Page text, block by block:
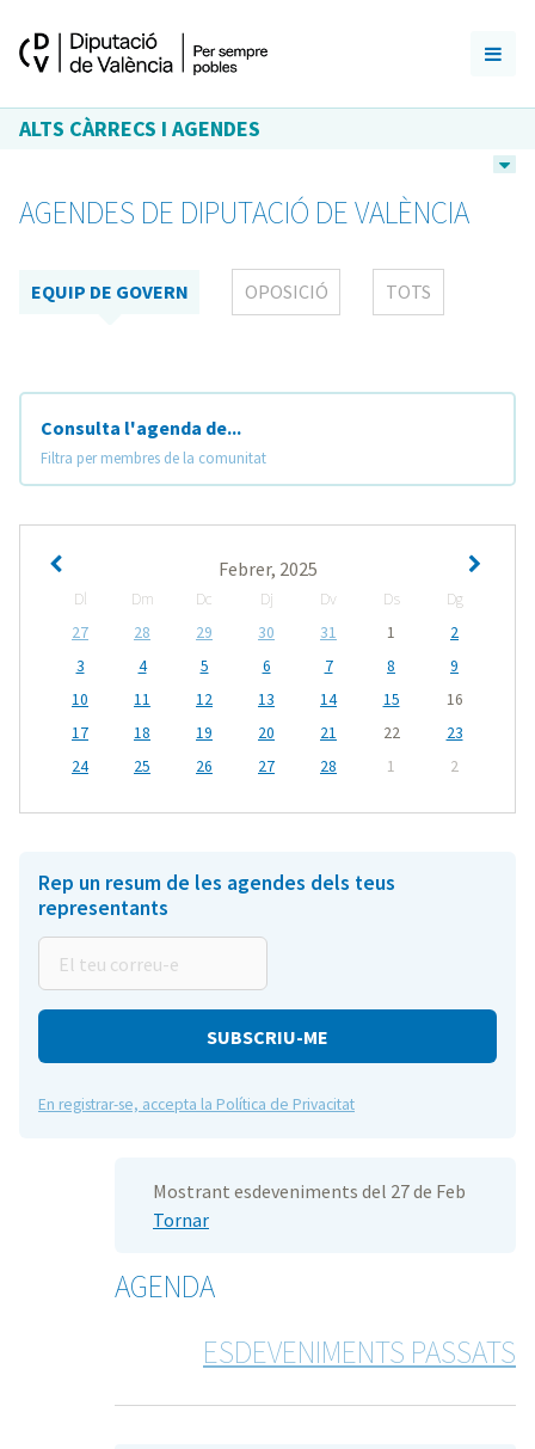
ALTS CÀRRECS I AGENDES
AGENDES DE DIPUTACIÓ DE VALÈNCIA
EQUIP DE GOVERN OPOSICIÓ TOTS
Consulta l'agenda de...
Filtra per membres de la comunitat
Febrer, 2025
Dl Dm Dc Dj Dv Ds
Dg
27
28 29 30 31 1
2
3
4 5 6 7 8
9
10
11 12 13 14 15
16
17
18 19 20 21 22
23
24
25 26 27 28 1 2
Rep un resum de les agendes dels teus
representants
teu
correu-
En registrar-se, accepta la Política de Privacitat
Mostrant esdeveniments del 27 de Feb
Tornar
AGENDA
ESDEVENIMENTS PASSATS